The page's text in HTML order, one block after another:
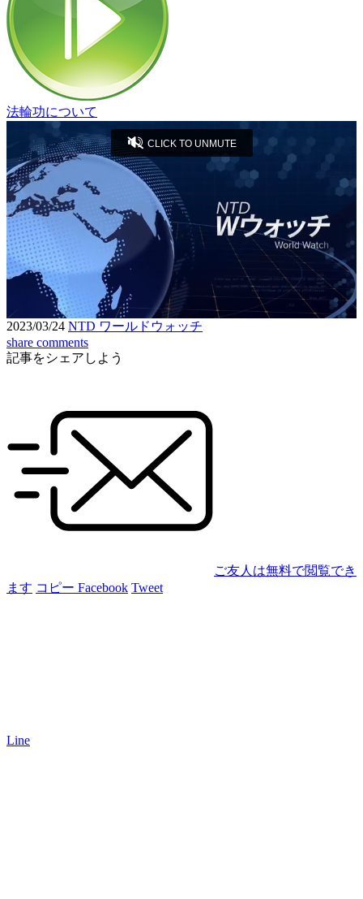
法輪功について
Unmute
Loaded:
9.90%
Settings
seconds
Seek
forward
10
seconds
CLICK TO UNMUTE
2023/03/24 NTD ワールドウォッチ
share comments
記事をシェアしよう
ご友人は無料で閲覧でき
ます コピー Facebook Tweet
Line